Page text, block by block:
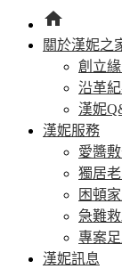
home
關於漢妮之
創立
沿革
漢妮
漢妮服務
愛醬
獨居
困頓
急難
專案
漢妮訊息